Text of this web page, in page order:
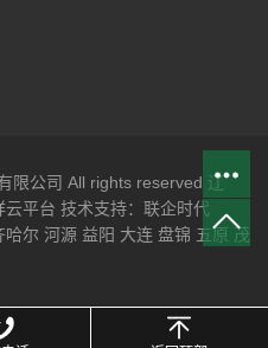
限公司 All rights reserved 辽
云平台 技术支持： 联企时代
哈尔 河源 益阳 大连 盘锦 五原 茂